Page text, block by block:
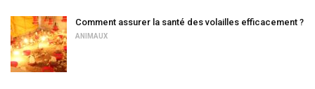
Comment assurer la santé des volailles efficacement ?
ANIMAUX